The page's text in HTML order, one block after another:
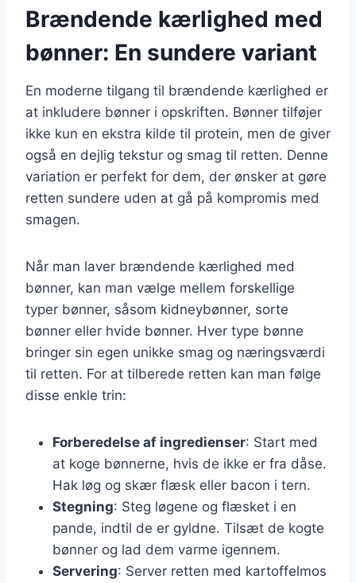
Brændende kærlighed med
bønner: En sundere variant
En moderne tilgang til brændende kærlighed er
at inkludere bønner i opskriften. Bønner tilføjer
ikke kun en ekstra kilde til protein, men de giver
også en dejlig tekstur og smag til retten. Denne
variation er perfekt for dem, der ønsker at gøre
retten sundere uden at gå på kompromis med
smagen.
Når man laver brændende kærlighed med
bønner, kan man vælge mellem forskellige
typer bønner, såsom kidneybønner, sorte
bønner eller hvide bønner. Hver type bønne
bringer sin egen unikke smag og næringsværdi
til retten. For at tilberede retten kan man følge
disse enkle trin:
Forberedelse af ingredienser: Start med
at koge bønnerne, hvis de ikke er fra dåse.
Hak løg og skær flæsk eller bacon i tern.
Stegning: Steg løgene og flæsket i en
pande, indtil de er gyldne. Tilsæt de kogte
bønner og lad dem varme igennem.
Servering: Server retten med kartoffelmos